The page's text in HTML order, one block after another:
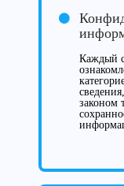
Каждый
законом